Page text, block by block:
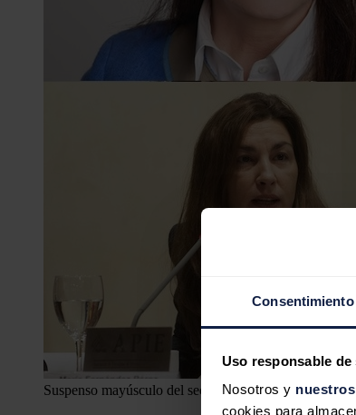
Consentimiento
Uso responsable de
Nosotros y
cookies para
Suspenso mayúsculo del sector energético español